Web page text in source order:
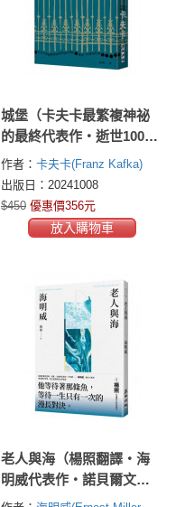
城堡（卡夫卡最繁複神祕
的最終代表作‧逝世100週
年紀念）
作者： 卡夫卡(Franz Kafka)
出版日：20241008
$450 優惠價356元
放入購物車
老人與海（楊照翻譯‧海
明威代表作‧諾貝爾文學
獎、普立茲獎雙冠文學經